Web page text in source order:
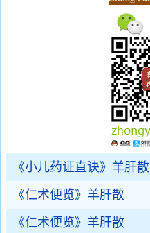
《小儿药证直诀》羊肝散
《仁术便览》羊肝散
《仁术便览》羊肝散